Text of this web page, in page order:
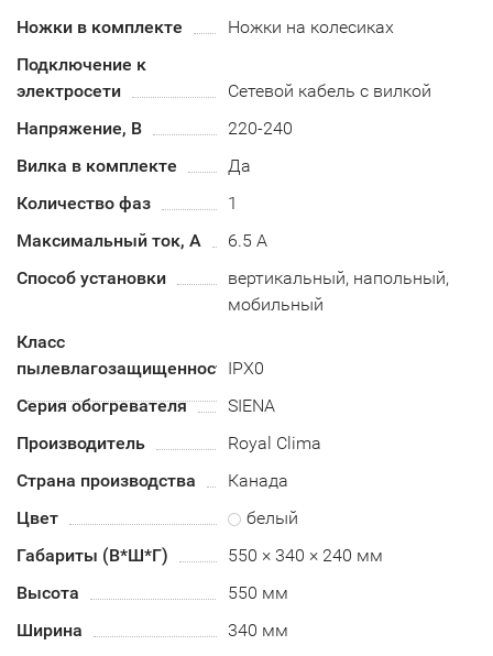
Ножки в комплекте
Ножки на колесиках
Подключение к
электросети
Сетевой кабель с вилкой
Напряжение, В
220-240
Вилка в комплекте
Да
Количество фаз
1
Максимальный ток, А
6.5 А
Способ установки
вертикальный, напольный,
мобильный
Класс
пылевлагозащищенностиIPX0
Серия обогревателя
SIENA
Производитель
Royal Clima
Страна производства
Канада
Цвет
белый
Габариты (В*Ш*Г)
550 × 340 × 240 мм
Высота
550 мм
Ширина
340 мм